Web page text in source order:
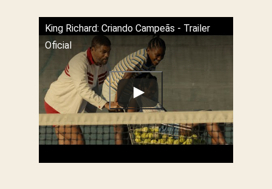
King Richard: Criando Campeãs - Trailer
Oficial